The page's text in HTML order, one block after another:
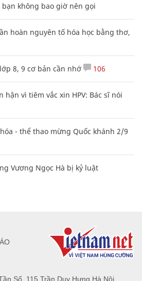
không bao giờ nên gọi
hoàn nguyên tố hóa học bằng thơ,
8, 9 cơ bản cần nhớ 106
vì tiêm vắc xin HPV: Bác sĩ nói
- thể thao mừng Quốc khánh 2/9
Vương Ngọc Hà bị kỷ luật
Số, 115 Trần Duy Hưng Hà Nội